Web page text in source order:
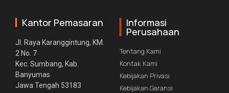
Kantor Pemasaran
Jl. Raya Karanggintung, KM.
2 No. 7
Kec. Sumbang, Kab.
Banyumas
Jawa Tengah 53183
Informasi
Perusahaan
Tentang Kami
Kontak Kami
Kebijakan Privasi
Kebijakan Garansi